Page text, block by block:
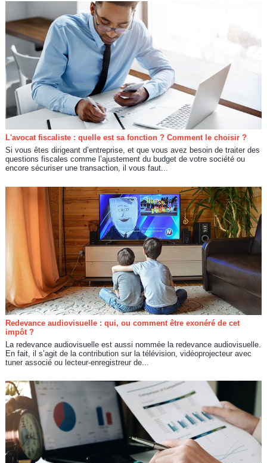
L'avocat fiscaliste : quelle est sa fonction ? Comment le choisir ?
Si vous êtes dirigeant d’entreprise, et que vous avez besoin de traiter des
questions fiscales comme l’ajustement du budget de votre société ou
encore sécuriser une transaction, il vous faut...
Redevance audiovisuelle : qui, ou comment être exonéré de cet
impôt ?
La redevance audiovisuelle est aussi nommée la redevance audiovisuelle.
En fait, il s’agit de la contribution sur la télévision, vidéoprojecteur avec
tuner associé ou lecteur-enregistreur de...